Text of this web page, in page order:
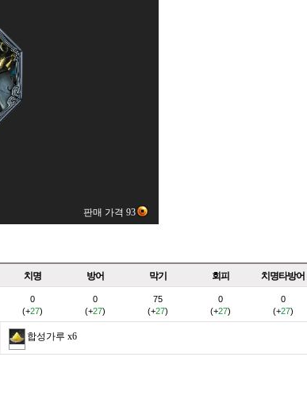
판매 가격 93
치명 방어 막기 회피 치명타방어
0
(+27)
0
(+27)
75
(+27)
0
(+27)
0
(+27)
합성가루 x6